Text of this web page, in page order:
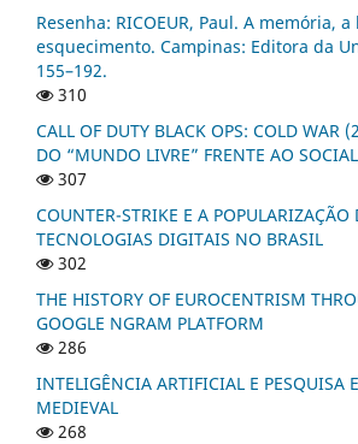
Resenha: RICOEUR, Paul. A memória,
esquecimento. Campinas: Editora da
155–192.
310
CALL OF DUTY BLACK OPS: COLD WAR
DO “MUNDO LIVRE” FRENTE AO
307
COUNTER-STRIKE E A POPULARIZAÇÃO
TECNOLOGIAS DIGITAIS NO BRASIL
302
THE HISTORY OF EUROCENTRISM
GOOGLE NGRAM PLATFORM
286
INTELIGÊNCIA ARTIFICIAL E PESQUISA
MEDIEVAL
268